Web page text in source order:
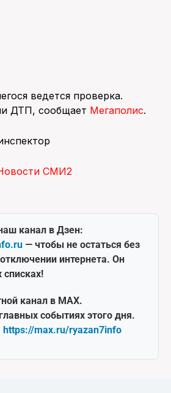
ведется проверка.
ДТП, сообщает Мегаполис.
СМИ2
канал в Дзен:
— чтобы не остаться без
интернета. Он
списках!
канал в MAX.
событиях этого дня.
https://max.ru/ryazan7info